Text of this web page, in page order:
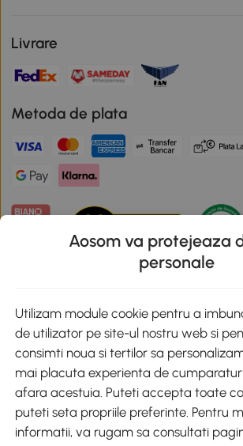
Livrare
Metoda de plata
Descarca aplicatia Aosom
Google Play
+40 312294730
Romania, Bucureşti Sectorul 2, Str. Barbu Paris
Aosom va protejeaza
personale
Utilizam module cookie pentru a
de utilizator pe site-ul nostru web si
consimti noua si tertilor sa
mai placuta experienta de
afara acestuia. Puteti accepta toate
puteti seta propriile preferinte. Pentru
informatii, va rugam sa consultati